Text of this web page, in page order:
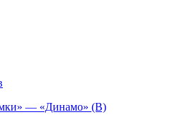
— «Динамо» (В)